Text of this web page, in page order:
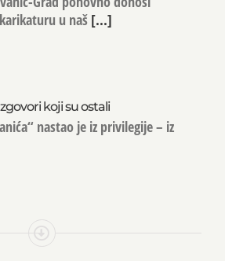
u naš [...]
koji su ostali
nastao je iz privilegije – iz